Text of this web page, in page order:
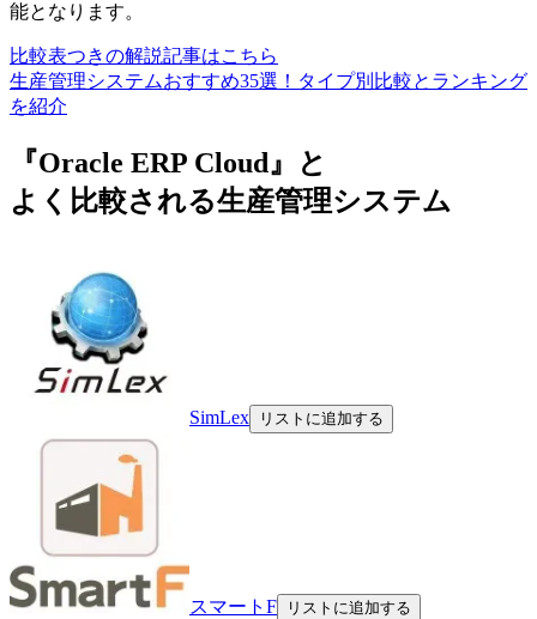
能となります。
比較表つきの解説記事はこちら
生産管理システムおすすめ35選！タイプ別比較とランキング
を紹介
『Oracle ERP Cloud』と
よく比較される生産管理システム
SimLex リストに追加する
スマートF リストに追加する